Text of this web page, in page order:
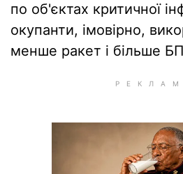
по об'єктах критичної
окупанти, імовірно,
менше ракет і більше